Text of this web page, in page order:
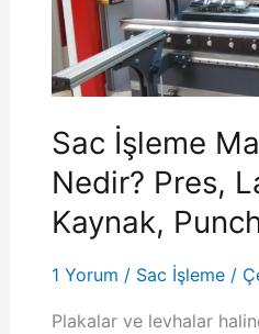
Sac İşleme
Nedir? Pres,
Kaynak,
1 Yorum / Sac İşleme /
Plakalar ve levhalar